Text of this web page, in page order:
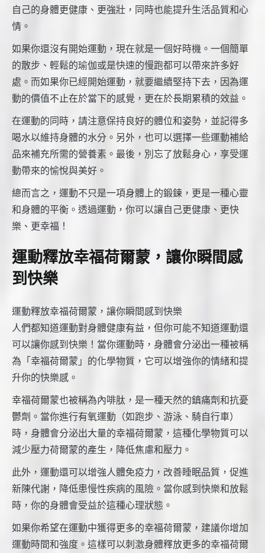
自己的身體更健康、更強壯，同時也能提升生活品質和心
情。
如果你還沒有開始運動，現在就是一個好時機。一個簡單
的散步、輕鬆的瑜伽或是快速的慢跑都可以帶來許多好
處。而如果你已經開始運動，就要繼續堅持下去，因為運
動的價值不止在於當下的感覺，更在於長期累積的效益。
在運動的同時，請注意保持良好的體位和姿勢，並記得多
喝水以維持身體的水分。另外，也可以選擇一些運動補給
品來補充所需的營養素。最後，別忘了放鬆身心，享受運
動帶來的愉悅與美好。
總而言之，運動不只是一項身體上的鍛鍊，更是一種心靈
和身體的平衡。透過運動，你可以讓自己更健康、更快
樂、更幸福！
運動釋放幸福荷爾蒙，讓你瞬間感
到快樂
運動釋放幸福荷爾蒙，讓你瞬間感到快樂
人們都知道運動對身體健康有益，但你可能不知道運動還
可以讓你感到快樂！當你運動時，身體會分泌出一種被稱
為「幸福荷爾蒙」的化學物質，它可以增強你的情緒和提
升你的快樂感。
幸福荷爾蒙也被稱為內啡肽，是一種天然的鎮痛劑和抗憂
鬱劑。當你進行有氧運動（如跑步、游泳、騎自行車）
時，身體會分泌出大量的幸福荷爾蒙，這種化學物質可以
減少壓力荷爾蒙的產生，降低焦慮和壓力。
此外，運動還可以增強人體免疫力，改善睡眠品質，促進
新陳代謝，降低患慢性疾病的風險。當你感到快樂和放鬆
時，你的身體會受益於這種心理狀態。
如果你希望在運動中獲得更多的幸福荷爾蒙，建議你增加
運動時間和強度。這樣可以刺激身體釋放更多的幸福荷爾